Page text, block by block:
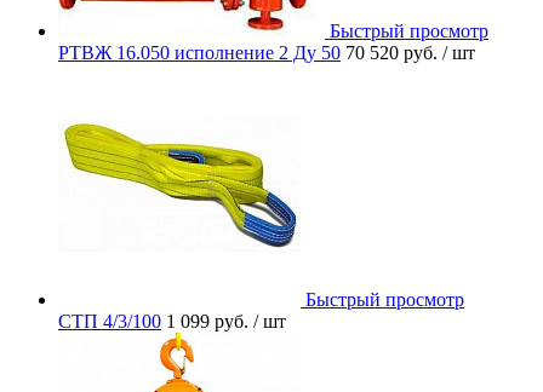
Быстрый просмотр
РТВЖ 16.050 исполнение 2 Ду 50 70 520 руб. / шт
Быстрый просмотр
СТП 4/3/100 1 099 руб. / шт